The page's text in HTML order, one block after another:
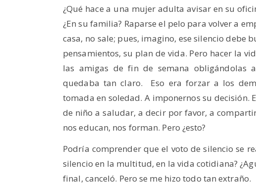
¿Qué hace a una mujer adulta avisar en su
¿En su familia? Raparse el pelo para volver a
casa, no sale; pues, imagino, ese silencio debe
pensamientos, su plan de vida. Pero hacer la
las amigas de fin de semana obligándolas
quedaba tan claro. Eso era forzar a los
tomada en soledad. A imponernos su decisión.
de niño a saludar, a decir por favor, a
nos educan, nos forman. Pero ¿esto?
Podría comprender que el voto de silencio se
silencio en la multitud, en la vida cotidiana?
final, canceló. Pero se me hizo todo tan extraño.